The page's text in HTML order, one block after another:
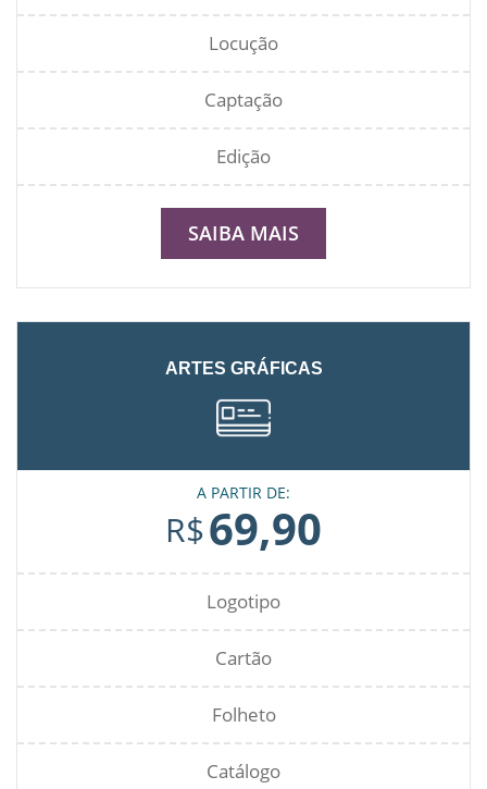
Locução
Captação
Edição
SAIBA MAIS
ARTES GRÁFICAS
A PARTIR DE:
R$69,90
Logotipo
Cartão
Folheto
Catálogo